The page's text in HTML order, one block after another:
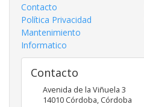
Contacto
Política Privacidad
Mantenimiento
Informatico
Contacto
Avenida de la Viñuela 3
14010 Córdoba, Córdoba